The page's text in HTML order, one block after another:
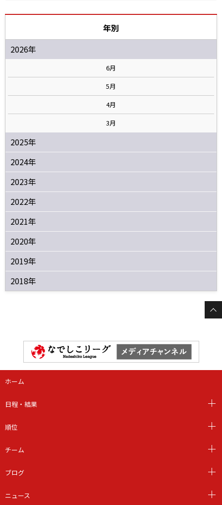
年別
2026年
6月
5月
4月
3月
2025年
2024年
2023年
2022年
2021年
2020年
2019年
2018年
ホーム
日程・結果
順位
チーム
ブログ
ニュース